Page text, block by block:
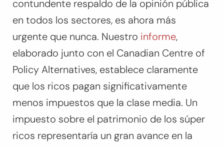
contundente respaldo de la opinión pública
en todos los sectores, es ahora más
urgente que nunca. Nuestro informe,
elaborado junto con el Canadian Centre of
Policy Alternatives, establece claramente
que los ricos pagan significativamente
menos impuestos que la clase media. Un
impuesto sobre el patrimonio de los súper
ricos representaría un gran avance en la